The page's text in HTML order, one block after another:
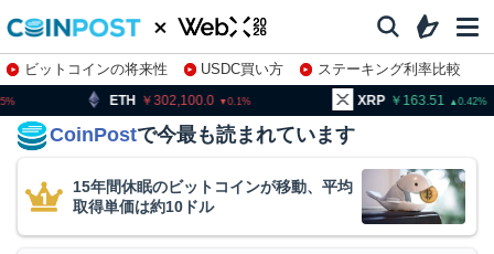
ビットコインの将来性 USDC買い方
ステーキング利率比較
株特集・関連銘柄
0.1 XRP 0.42 BNB
CoinPostで今最も読まれています
15年間休眠のビットコインが移動、平均
取得単価は約10ドル